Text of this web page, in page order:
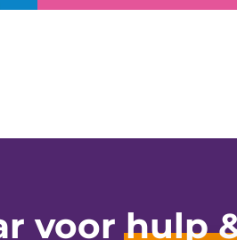
voorhulp